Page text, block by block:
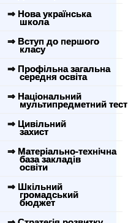
⇒ Нова українська
школа
⇒ Вступ до першого
класу
⇒ Профільна загальна
середня освіта
⇒ Національний
мультипредметний тест
⇒ Цивільний
захист
⇒ Матеріально-технічна
база закладів
освіти
⇒ Шкільний
громадський
бюджет